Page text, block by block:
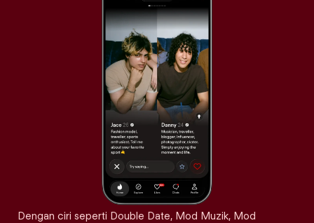
Dengan ciri seperti Double Date, Mod Muzik, Mod